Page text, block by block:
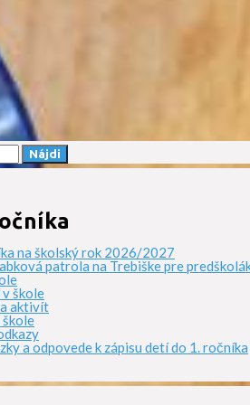
na školský rok 2026/2027
patrola na Trebiške pre
škole
aktivít
a odpovede k zápisu detí do 1. ročníka